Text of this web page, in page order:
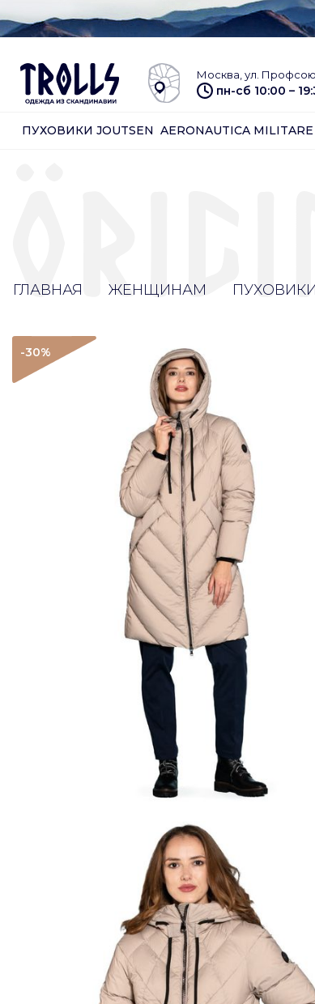
Москва, ул.
пн-сб 10:00 –
ПУХОВИКИ JOUTSEN AERONAUTICA MILITARE
ГЛАВНАЯ ЖЕНЩИНАМ ПУХОВИКИ
-30%